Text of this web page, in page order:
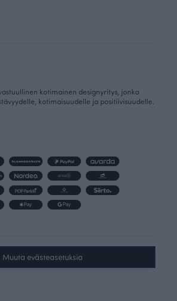
kotimainen designyritys, jonka
kotimaisuudelle ja positiivisuudelle.
Muuta evästeasetuksia